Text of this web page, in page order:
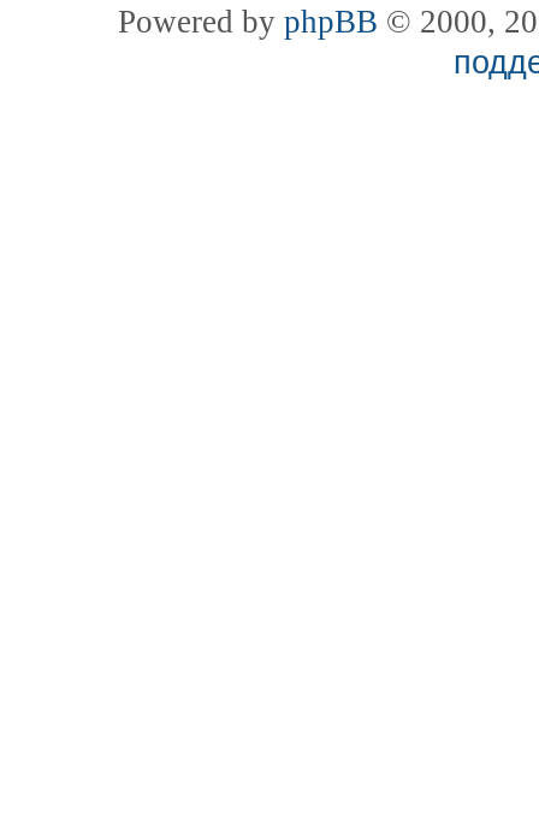
Powered by phpBB © 2000,